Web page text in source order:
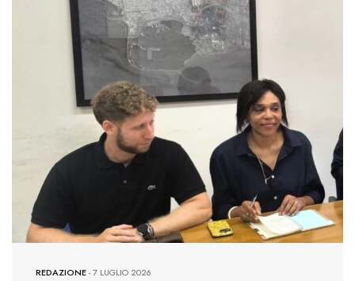
REDAZIONE-7 LUGLIO 2026